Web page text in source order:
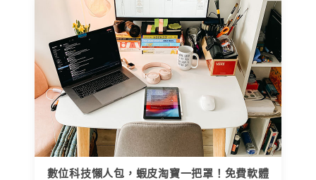
數位科技懶人包，蝦皮淘寶一把罩！免費軟體